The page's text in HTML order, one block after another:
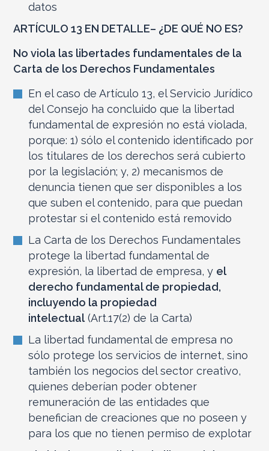
datos
ARTÍCULO 13 EN DETALLE– ¿DE QUÉ NO ES?
No viola las libertades fundamentales de la
Carta de los Derechos Fundamentales
En el caso de Artículo 13, el Servicio Jurídico
del Consejo ha concluido que la libertad
fundamental de expresión no está violada,
porque: 1) sólo el contenido identificado por
los titulares de los derechos será cubierto
por la legislación; y, 2) mecanismos de
denuncia tienen que ser disponibles a los
que suben el contenido, para que puedan
protestar si el contenido está removido
La Carta de los Derechos Fundamentales
protege la libertad fundamental de
expresión, la libertad de empresa, y el
derecho fundamental de propiedad,
incluyendo la propiedad
intelectual(Art.17(2) de la Carta)
La libertad fundamental de empresa no
sólo protege los servicios de internet, sino
también los negocios del sector creativo,
quienes deberían poder obtener
remuneración de las entidades que
benefician de creaciones que no poseen y
para los que no tienen permiso de explotar